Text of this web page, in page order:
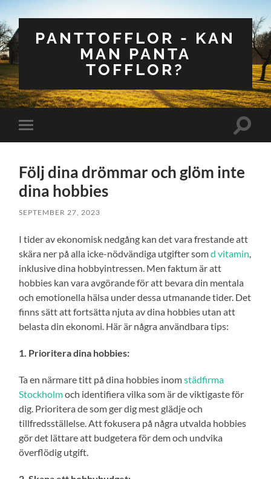
PANTTOFFLOR - KAN
MAN PANTA
TOFFLOR?
på/av
Slå
Följ dina drömmar och glöm inte
dina hobbies
SEPTEMBER 27, 2023
I tider av ekonomisk nedgång kan det vara frestande att
skära ner på alla icke-nödvändiga utgifter somd vitamin
inklusive dina hobbyintressen. Men faktum är att
hobbies kan vara avgörande för att bevara din mentala
och emotionella hälsa under dessa utmanande tider. Det
finns sätt att fortsätta njuta av dina hobbies utan att
belasta din ekonomi. Här är några användbara tips:
1. Prioritera dina hobbies:
Ta en närmare titt på dina hobbies inomstädfirma
Stockholmoch identifiera vilka som är de viktigaste för
dig. Prioritera de som ger dig mest glädje och
tillfredsställelse. Att fokusera på några utvalda hobbies
gör det lättare att budgetera för dem och undvika
överflödig utgift.